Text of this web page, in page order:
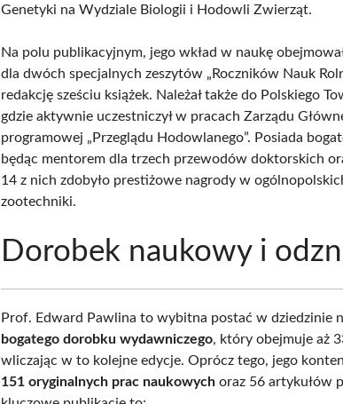
Genetyki na Wydziale Biologii i Hodowli Zwierząt.
Na polu publikacyjnym, jego wkład w naukę
dla dwóch specjalnych zeszytów „Roczników Nauk
redakcję sześciu książek. Należał także do Polskiego
gdzie aktywnie uczestniczył w pracach Zarządu
programowej „Przeglądu Hodowlanego”. Posiada
będąc mentorem dla trzech przewodów doktorskich
14 z nich zdobyło prestiżowe nagrody w
zootechniki.
Dorobek naukowy i
Prof. Edward Pawlina to wybitna postać w dziedzinie
bogatego dorobku wydawniczego, który obejmuje aż
wliczając w to kolejne edycje. Oprócz tego, jego
151 oryginalnych prac naukowych oraz 56 artykułów